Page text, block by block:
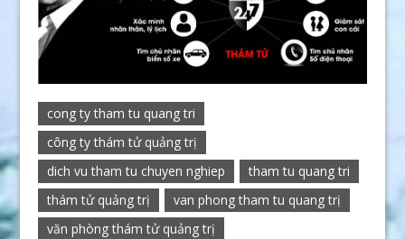
cong ty tham tu quang tri
công ty thám tử quảng trị
dich vu tham tu chuyen nghiep
tham tu quang tri
thám tử quảng trị
van phong tham tu quang trị
văn phòng thám tử quảng trị